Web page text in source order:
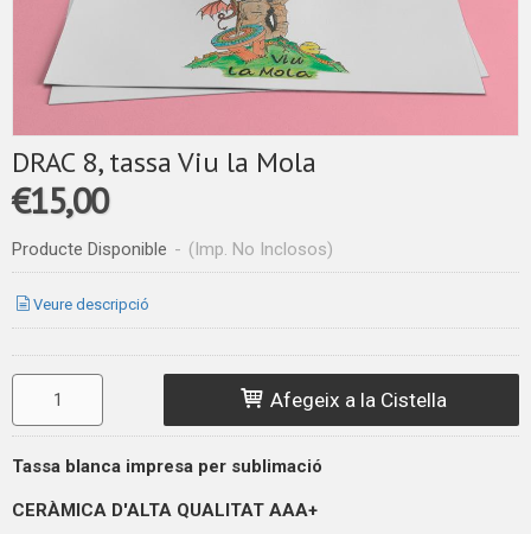
DRAC 8, tassa Viu la Mola
€15,00
Producte Disponible - (Imp. No Inclosos)
Veure descripció
Afegeix a la Cistella
Tassa blanca impresa per sublimació
CERÀMICA D'ALTA QUALITAT AAA+